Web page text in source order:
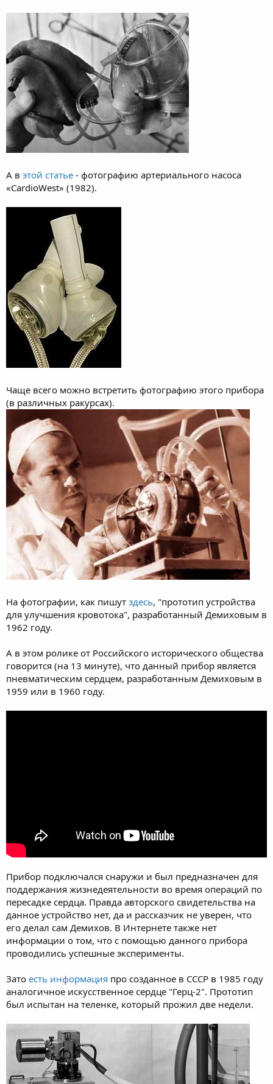
А в этой статье - фотографию артериального насоса
«CardioWest» (1982).
Чаще всего можно встретить фотографию этого прибора
(в различных ракурсах).
На фотографии, как пишут здесь, "прототип устройства
для улучшения кровотока", разработанный Демиховым в
1962 году.
А в этом ролике от Российского исторического общества
говорится (на 13 минуте), что данный прибор является
пневматическим сердцем, разработанным Демиховым в
1959 или в 1960 году.
Прибор подключался снаружи и был предназначен для
поддержания жизнедеятельности во время операций по
пересадке сердца. Правда авторского свидетельства на
данное устройство нет, да и рассказчик не уверен, что
его делал сам Демихов. В Интернете также нет
информации о том, что с помощью данного прибора
проводились успешные эксперименты.
Зато есть информация про созданное в СССР в 1985 году
аналогичное искусственное сердце "Герц-2". Прототип
был испытан на теленке, который прожил две недели.